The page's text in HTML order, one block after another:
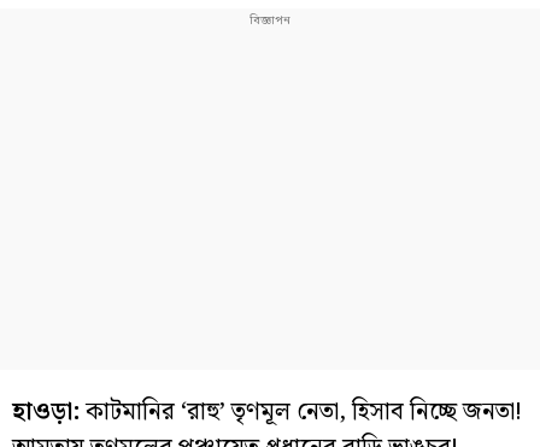
হাওড়া:কাটমানির ‘রাহু’ তৃণমূল নেতা, হিসাব নিচ্ছে জনতা!